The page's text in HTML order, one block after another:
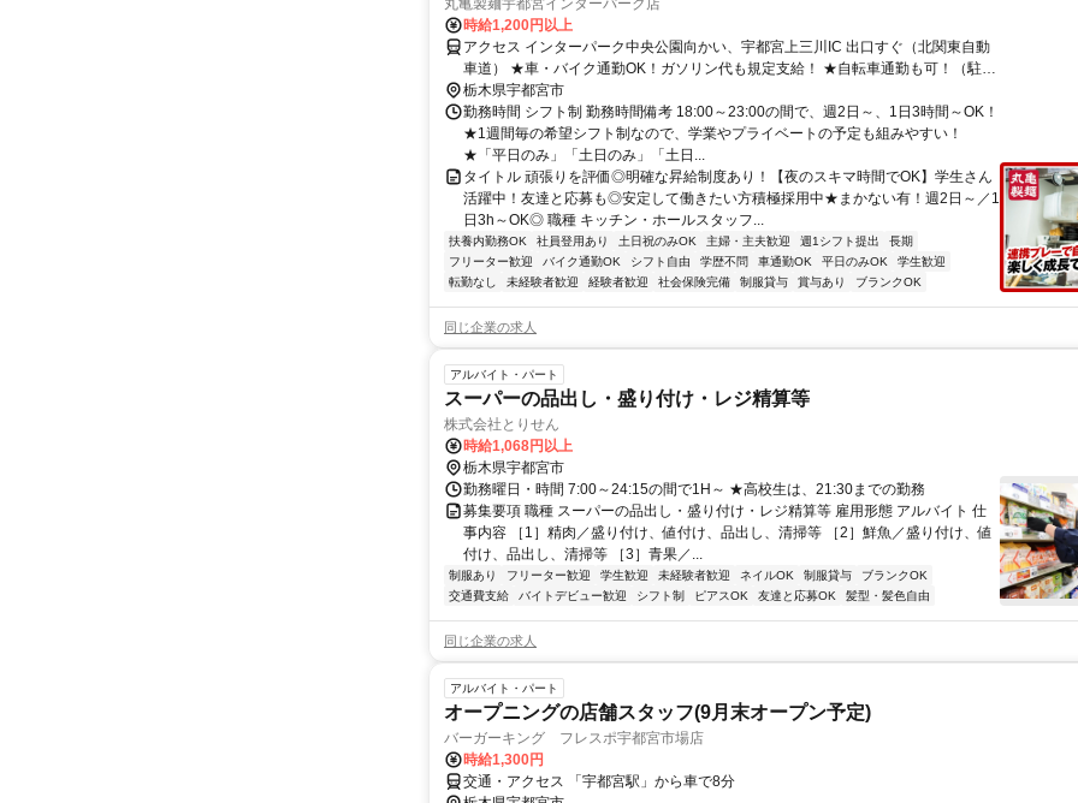
丸亀製麺宇都宮インターパーク店
時給1,200円以上
アクセス インターパーク中央公園向かい、宇都宮上三川IC 出口すぐ（北関東自動
車道） ★車・バイク通勤OK！ガソリン代も規定支給！ ★自転車通勤も可！（駐輪
場料金は自己負担、店にある場合は利用可）
栃木県宇都宮市
勤務時間 シフト制 勤務時間備考 18:00～23:00の間で、週2日～、1日3時間～OK！
★1週間毎の希望シフト制なので、学業やプライベートの予定も組みやすい！
★「平日のみ」「土日のみ」「土日...
タイトル 頑張りを評価◎明確な昇給制度あり！【夜のスキマ時間でOK】学生さん
活躍中！友達と応募も◎安定して働きたい方積極採用中★まかない有！週2日～／1
日3h～OK◎ 職種 キッチン・ホールスタッフ...
扶養内勤務OK 社員登用あり 土日祝のみOK 主婦・主夫歓迎 週1シフト提出
長期
フリーター歓迎
バイク通勤OK シフト自由 学歴不問 車通勤OK 平日のみOK
学生歓迎
転勤なし
未経験者歓迎 経験者歓迎 社会保険完備 制服貸与 賞与あり ブランクOK
同じ企業の求人
アルバイト・パート
スーパーの品出し・盛り付け・レジ精算等
株式会社とりせん
時給1,068円以上
栃木県宇都宮市
勤務曜日・時間 7:00～24:15の間で1H～ ★高校生は、21:30までの勤務
募集要項 職種 スーパーの品出し・盛り付け・レジ精算等 雇用形態 アルバイト 仕
事内容 ［1］精肉／盛り付け、値付け、品出し、清掃等 ［2］鮮魚／盛り付け、値
付け、品出し、清掃等 ［3］青果／...
制服あり フリーター歓迎 学生歓迎 未経験者歓迎 ネイルOK 制服貸与
ブランクOK
交通費支給
バイトデビュー歓迎 シフト制 ピアスOK 友達と応募OK 髪型・髪色自由
同じ企業の求人
アルバイト・パート
オープニングの店舗スタッフ(9月末オープン予定)
バーガーキング フレスポ宇都宮市場店
時給1,300円
交通・アクセス 「宇都宮駅」から車で8分